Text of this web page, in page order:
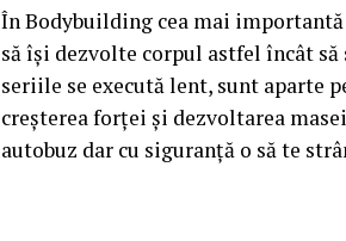
În Bodybuilding cea mai
să își dezvolte corpul astfel încât
seriile se execută lent, sunt aparte
creșterea forței și dezvoltarea
autobuz dar cu siguranță o să te